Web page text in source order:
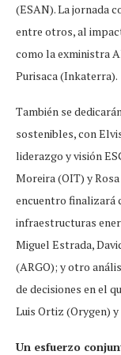
(ESAN). La jornada
entre otros, al
como la exministra
Purisaca (Inkaterra).
También se
sostenibles, con
liderazgo y visión
Moreira (OIT) y
encuentro finalizará
infraestructuras
Miguel Estrada,
(ARGO); y otro
de decisiones en el
Luis Ortiz (Orygen)
Un esfuerzo